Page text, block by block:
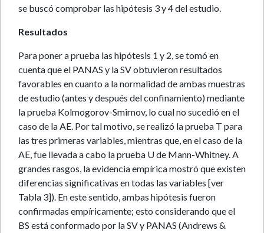
se buscó comprobar las hipótesis 3 y 4 del estudio.
Resultados
Para poner a prueba las hipótesis 1 y 2, se tomó en
cuenta que el PANAS y la SV obtuvieron resultados
favorables en cuanto a la normalidad de ambas muestras
de estudio (antes y después del confinamiento) mediante
la prueba Kolmogorov-Smirnov, lo cual no sucedió en el
caso de la AE. Por tal motivo, se realizó la prueba T para
las tres primeras variables, mientras que, en el caso de la
AE, fue llevada a cabo la prueba U de Mann-Whitney. A
grandes rasgos, la evidencia empírica mostró que existen
diferencias significativas en todas las variables [ver
Tabla 3]). En este sentido, ambas hipótesis fueron
confirmadas empíricamente; esto considerando que el
BS está conformado por la SV y PANAS (Andrews &